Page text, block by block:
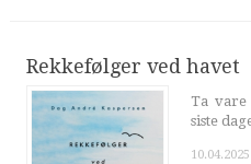
Rekkefølger ved havet
Ta vare
siste
10.04.2025